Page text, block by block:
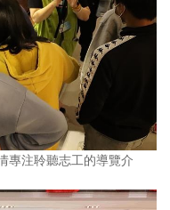
專注聆聽志工的導覽介